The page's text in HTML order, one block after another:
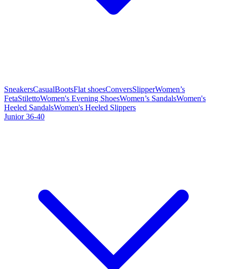
SneakersCasualBootsFlat shoesConversSlipperWomen’s
FetaStilettoWomen's Evening ShoesWomen’s SandalsWomen's
Heeled SandalsWomen's Heeled Slippers
Junior 36-40